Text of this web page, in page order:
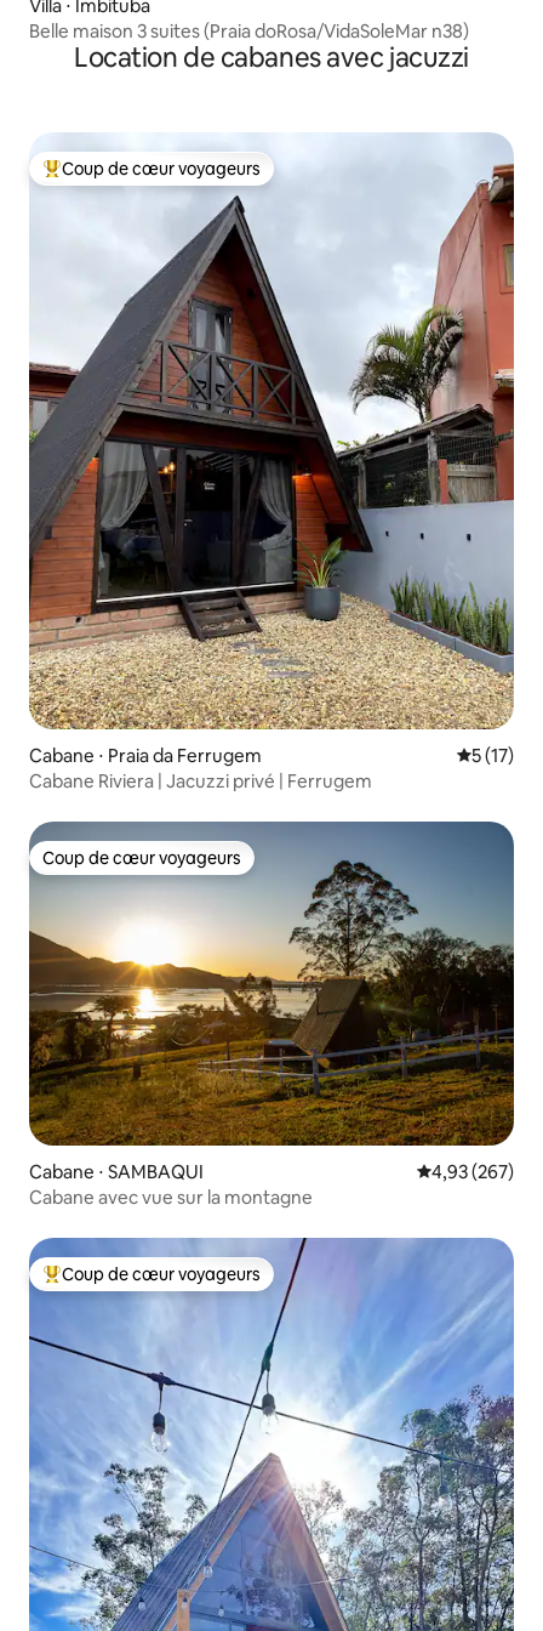
Villa ⋅ Imbituba
Belle maison 3 suites (Praia doRosa/VidaSoleMar n38)
Location de cabanes avec jacuzzi
Coups de cœur voyageurs les plus appréciés
Coup de cœur voyageurs
Cabane ⋅ Praia da Ferrugem
5 (17)
Cabane Riviera | Jacuzzi privé | Ferrugem
Coup de cœur voyageurs
Coup de cœur voyageurs
Cabane ⋅ SAMBAQUI Évaluation
4,93 (267)
Cabane avec vue sur la montagne
Coups de cœur voyageurs les plus appréciés
Coup de cœur voyageurs